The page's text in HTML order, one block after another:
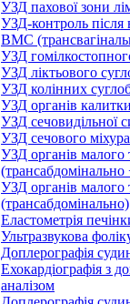
УЗД пахової зони
УЗД-контроль після
ВМС
УЗД
УЗД ліктьового
УЗД колінних
УЗД органів калитки
УЗД сечовидільної
УЗД сечового
УЗД органів малого
(трансабдомінально
УЗД органів малого
(трансабдомінально)
Еластометрія
Ультразвукова
Доплерографія
Ехокардіографія з
аналізом